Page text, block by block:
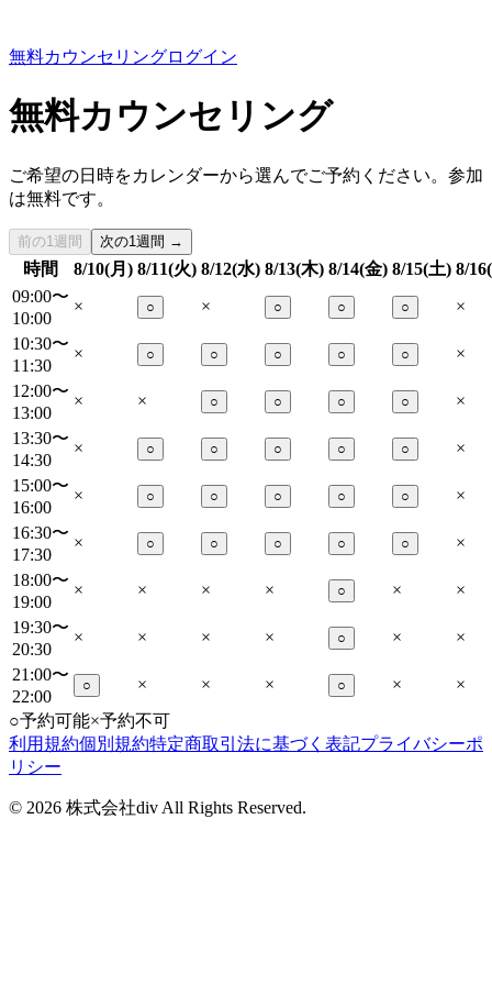
無料カウンセリングログイン
無料カウンセリング
ご希望の日時をカレンダーから選んでご予約ください。参加
は無料です。
前の1週間 次の1週間 →
時間 8/10(月) 8/11(火) 8/12(水) 8/13(木) 8/14(金) 8/15(土) 8/
09:00〜
10:00
× ○ × ○ ○ ○
×
10:30〜
11:30
× ○ ○ ○ ○ ○
×
12:00〜
13:00
× × ○ ○ ○ ○
×
13:30〜
14:30
× ○ ○ ○ ○ ○
×
15:00〜
16:00
× ○ ○ ○ ○ ○
×
16:30〜
17:30
× ○ ○ ○ ○ ○
×
18:00〜
19:00
× × × × ○ ×
×
19:30〜
20:30
× × × × ○ ×
×
21:00〜
22:00
○ × × × ○ ×
×
○予約可能×予約不可
利用規約個別規約特定商取引法に基づく表記プライバシーポ
リシー
© 2026 株式会社div All Rights Reserved.